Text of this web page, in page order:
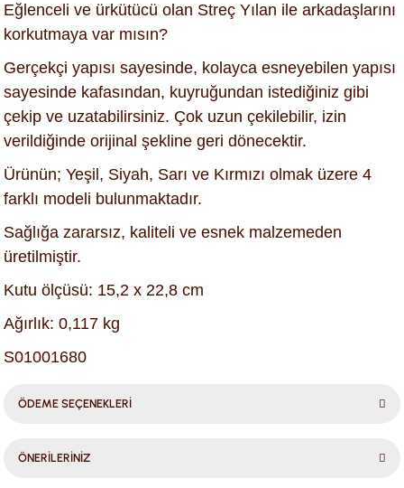
Eğlenceli ve ürkütücü olan Streç Yılan ile arkadaşlarını
korkutmaya var mısın?
Gerçekçi yapısı sayesinde, kolayca esneyebilen yapısı
sayesinde kafasından, kuyruğundan istediğiniz gibi
çekip ve uzatabilirsiniz. Çok uzun çekilebilir, izin
verildiğinde orijinal şekline geri dönecektir.
Ürünün; Yeşil, Siyah, Sarı ve Kırmızı olmak üzere 4
farklı modeli bulunmaktadır.
Sağlığa zararsız, kaliteli ve esnek malzemeden
üretilmiştir.
Kutu ölçüsü: 15,2 x 22,8 cm
Ağırlık: 0,117 kg
S01001680
ÖDEME SEÇENEKLERİ
ÖNERİLERİNİZ